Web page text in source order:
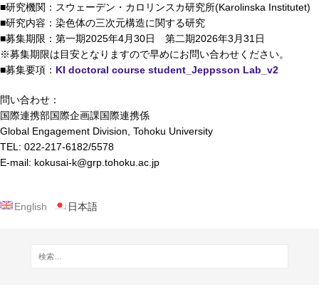
■研究機関：スウェーデン・カロリンスカ研究所(Karolinska Institutet)
■研究内容：染色体の三次元構造に関する研究
■募集期限：第一期2025年4月30日 第二期2026年3月31日
※募集期限は目安となりますので早めにお問い合わせください。
■募集要項： KI doctoral course student_Jeppsson Lab_v2
問い合わせ：
国際連携部国際企画課国際連携係
Global Engagement Division, Tohoku University
TEL: 022-217-6182/5578
E-mail: kokusai-k@grp.tohoku.ac.jp
English 日本語